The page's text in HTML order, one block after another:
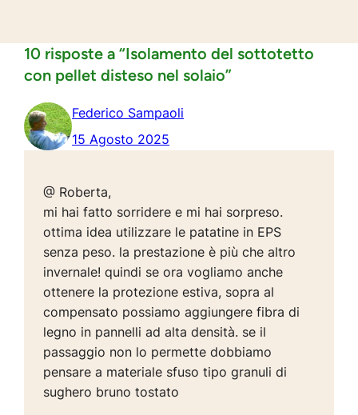
10 risposte a “Isolamento del sottotetto
con pellet disteso nel solaio”
Federico Sampaoli
15 Agosto 2025
@ Roberta,
mi hai fatto sorridere e mi hai sorpreso.
ottima idea utilizzare le patatine in EPS
senza peso. la prestazione è più che altro
invernale! quindi se ora vogliamo anche
ottenere la protezione estiva, sopra al
compensato possiamo aggiungere fibra di
legno in pannelli ad alta densità. se il
passaggio non lo permette dobbiamo
pensare a materiale sfuso tipo granuli di
sughero bruno tostato